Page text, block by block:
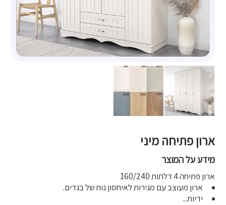
ארון פתיחה מיני
מידע על המוצר
ארון פתיחה 4 דלתות 160/240
ארון מעוצב עם מגירות לאיחסון נוח של בגדים.
ידיות...